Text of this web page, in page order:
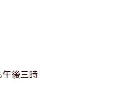
後三時